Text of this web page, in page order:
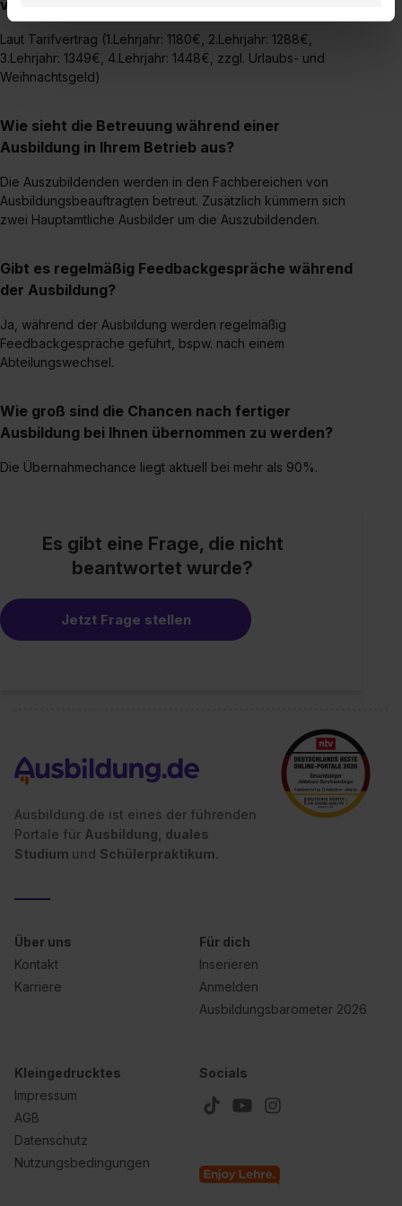
In diesem Fall sowie bei der separaten Aktivierung von
„Social Media und Marketing“ bist du auch damit
erforderliche personenbezogene Daten an Social Media
Dienste, ggfs. mit Sitz in den USA, übermittelt werden.
Eine Erlaubnis hierfür kannst du auch später noch im
Einzelfall bei dem jeweiligen Inhalt erteilen. Willst du nur
bestimmte Verwendungszwecke zulassen, triff deine
erlauben“. Die Einwilligung zur Platzierung von Cookies
der Kategorien „Präferenzen“, „Statistiken“ und „Social
zur Übermittlung deiner Daten in die USA (Art. 49 Abs. 1
S. 1 lit. a) DS-GVO). Die USA verfügen über kein
angemessenes Datenschutzniveau (EuGH – Schrems
Wirkung für die Zukunft ganz oder teilweise über unsere
Datenschutzerklärung unter dem Punkt „Datenschutz-
Einstellungen“ widerrufen. Weitere Informationen zu den
vergütet?
Laut Tarifvertrag (1.Lehrjahr: 1180€, 2.Lehrjahr: 1288€,
3.Lehrjahr: 1349€, 4.Lehrjahr: 1448€, zzgl. Urlaubs- und
Weihnachtsgeld)
Wie sieht die Betreuung während einer
Ausbildung in Ihrem Betrieb aus?
Die Auszubildenden werden in den Fachbereichen von
Ausbildungsbeauftragten betreut. Zusätzlich kümmern sich
zwei Hauptamtliche Ausbilder um die Auszubildenden.
Gibt es regelmäßig Feedbackgespräche während
der Ausbildung?
Ja, während der Ausbildung werden regelmäßig
Feedbackgespräche geführt, bspw. nach einem
Abteilungswechsel.
Wie groß sind die Chancen nach fertiger
Ausbildung bei Ihnen übernommen zu werden?
Die Übernahmechance liegt aktuell bei mehr als 90%.
Es gibt eine Frage, die nicht
beantwortet wurde?
Jetzt Frage stellen
Ausbildung.de ist eines der führenden
Portale für Ausbildung, duales
Studium und Schülerpraktikum.
Über uns
Kontakt
Karriere
Für dich
Inserieren
Anmelden
Ausbildungsbarometer 2026
Kleingedrucktes
Impressum
AGB
Datenschutz
Nutzungsbedingungen
Socials